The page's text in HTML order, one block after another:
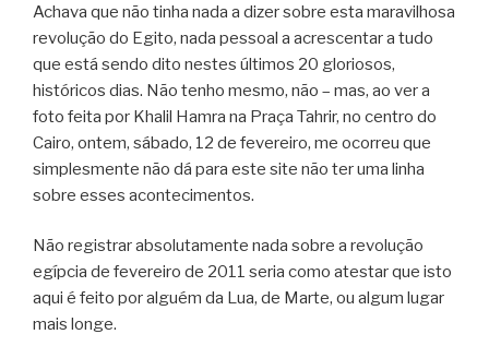
Achava que não tinha nada a dizer sobre esta maravilhosa
revolução do Egito, nada pessoal a acrescentar a tudo
que está sendo dito nestes últimos 20 gloriosos,
históricos dias. Não tenho mesmo, não – mas, ao ver a
foto feita por Khalil Hamra na Praça Tahrir, no centro do
Cairo, ontem, sábado, 12 de fevereiro, me ocorreu que
simplesmente não dá para este site não ter uma linha
sobre esses acontecimentos.
Não registrar absolutamente nada sobre a revolução
egípcia de fevereiro de 2011 seria como atestar que isto
aqui é feito por alguém da Lua, de Marte, ou algum lugar
mais longe.